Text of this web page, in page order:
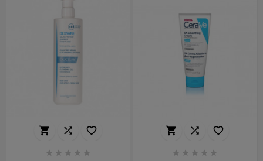
  
    
  
    